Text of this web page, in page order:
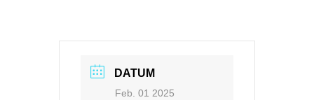
DATUM
Feb. 01 2025